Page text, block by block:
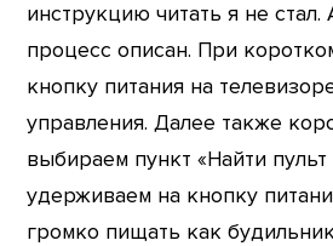
инструкцию читать я не стал.
процесс описан. При
кнопку питания на
управления. Далее также
выбираем пункт «Найти
удерживаем на кнопку
громко пищать как